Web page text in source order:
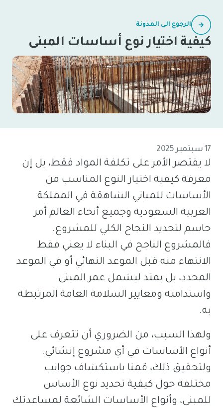
الرجوع الى المدونة
كيفية اختيار نوع أساسات المبنى
17 سبتمبر 2025
لا يقتصر الأمر على تكلفة المواد فقط، بل إن
معرفة كيفية اختيار النوع المناسب من
الأساسات للمباني الشاهقة في المملكة
العربية السعودية وجميع أنحاء العالم أمر
حاسم لتحديد النجاح الكلي للمشروع.
فالمشروع الناجح في البناء لا يعني فقط
الانتهاء منه قبل الموعد النهائي أو في الموعد
المحدد، بل يمتد ليشمل عمر المبنى
واستدامته ومعايير السلامة العامة المرتبطة
به.
ولهذا السبب، من الضروري أن تتعرف على
أنواع الأساسات في أي مشروع إنشائي.
ولتحقيق ذلك، قمنا باستكشاف جوانب
مختلفة حول كيفية تحديد نوع الأساس
للمبنى، وأنواع الأساسات الشائعة لمساعدتك